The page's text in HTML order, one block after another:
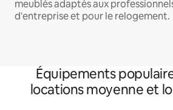
meublés adaptés aux
d'entreprise et pour le relogement.
Équipements
locations moyenne et